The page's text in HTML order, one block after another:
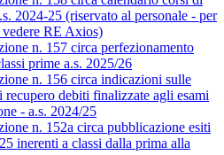
2024-25 (riservato al personale - per
RE Axios)
n. 157 circa perfezionamento
prime a.s. 2025/26
n. 156 circa indicazioni sulle
recupero debiti finalizzate agli esami
- a.s. 2024/25
n. 152a circa pubblicazione esiti
inerenti a classi dalla prima alla